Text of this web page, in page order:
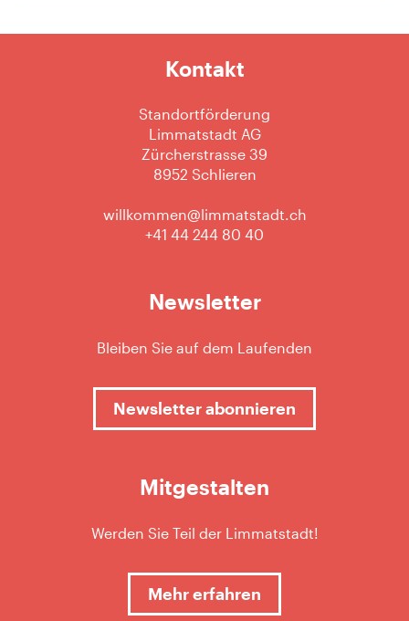
Kontakt
Standortförderung
Limmatstadt AG
Zürcherstrasse 39
8952 Schlieren
willkommen@limmatstadt.ch
+41 44 244 80 40
Newsletter
Bleiben Sie auf dem Laufenden
Newsletter abonnieren
Mitgestalten
Werden Sie Teil der Limmatstadt!
Mehr erfahren